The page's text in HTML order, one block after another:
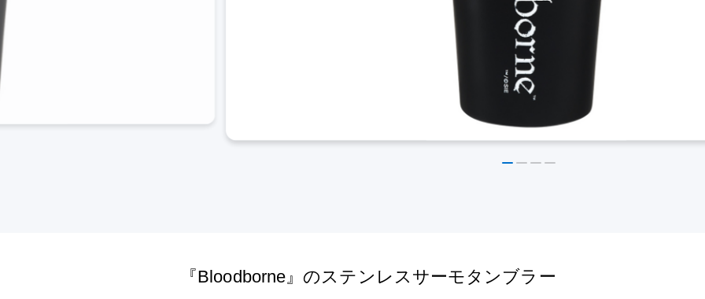
『Bloodborne』のステンレスサーモタンブラー